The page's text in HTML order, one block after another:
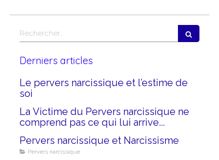
Rechercher
Derniers articles
Le pervers narcissique et l’estime de
soi
La Victime du Pervers narcissique ne
comprend pas ce qui lui arrive...
Pervers narcissique et Narcissisme
Pervers narcissique